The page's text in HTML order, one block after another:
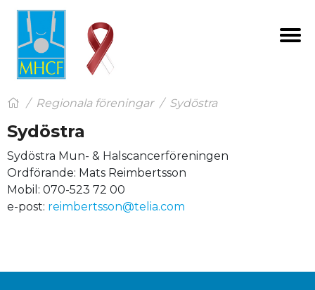
Regionala föreningar Sydöstra
Sydöstra
Sydöstra Mun- & Halscancerföreningen
Ordförande: Mats Reimbertsson
Mobil: 070-523 72 00
e-post: reimbertsson@telia.com